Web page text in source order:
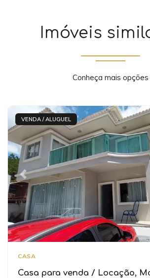
Imóveis
Conheça mais opções
VENDA / ALUGUEL
Previous
CASA
Casa para venda / Locação,